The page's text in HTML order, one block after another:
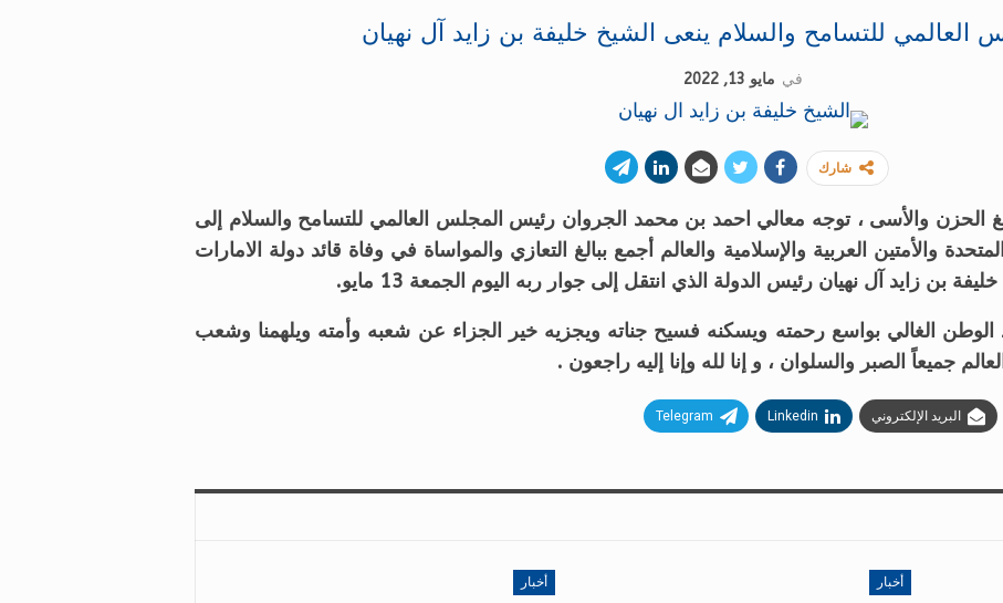
العالمي للتسامح والسلام ينعى الشيخ خليفة بن زايد آل نهيان
في مايو 13, 2022
شارك
الحزن والأسى ، توجه معالي احمد بن محمد الجروان رئيس المجلس العالمي للتسامح والسلام إلى
والأمتين العربية والإسلامية والعالم أجمع ببالغ التعازي والمواساة في وفاة قائد دولة الامارات
بن زايد آل نهيان رئيس الدولة الذي انتقل إلى جوار ربه اليوم الجمعة 13 مايو.
الوطن الغالي بواسع رحمته ويسكنه فسيح جناته ويجزيه خير الجزاء عن شعبه وأمته ويلهمنا وشعب
جميعاً الصبر والسلوان ، و إنا لله وإنا إليه راجعون .
البريد الإلكتروني Linkedin
Telegram
أخبار أخبار